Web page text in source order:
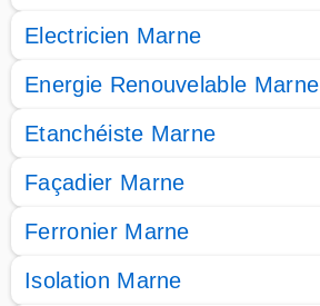
Electricien Marne
Energie Renouvelable Marne
Etanchéiste Marne
Façadier Marne
Ferronier Marne
Isolation Marne